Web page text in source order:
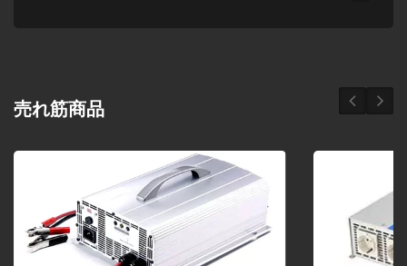
売れ筋商品